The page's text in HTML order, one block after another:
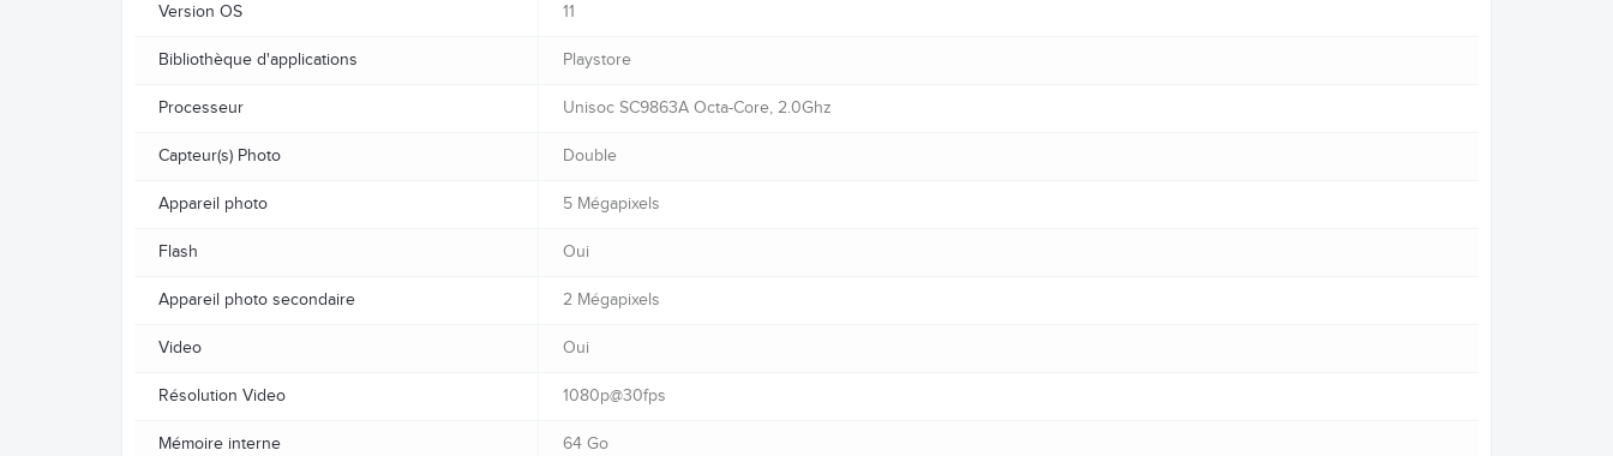
Version OS 11
Bibliothèque d'applications Playstore
Processeur Unisoc SC9863A Octa-Core, 2.0Ghz
Capteur(s) Photo Double
Appareil photo 5 Mégapixels
Flash Oui
Appareil photo secondaire 2 Mégapixels
Video Oui
Résolution Video 1080p@30fps
Mémoire interne 64 Go